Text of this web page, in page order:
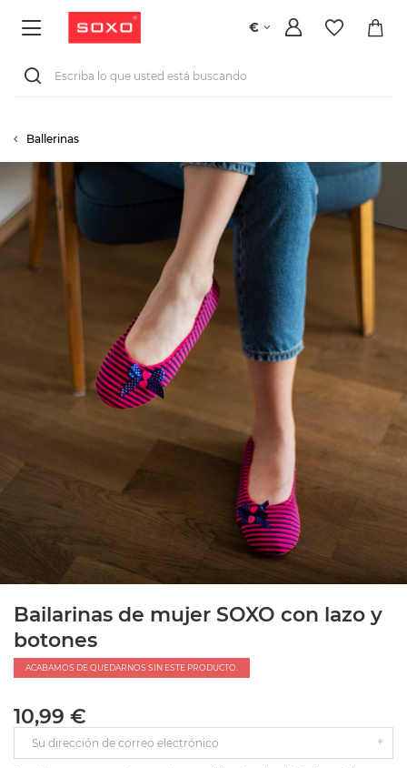
€
Ballerinas
Bailarinas de mujer SOXO con lazo y
botones
ACABAMOS DE QUEDARNOS SIN ESTE PRODUCTO.
10,99 €
Su dirección de correo electrónico